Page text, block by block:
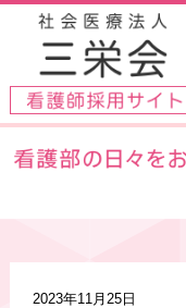
2023年11月25日